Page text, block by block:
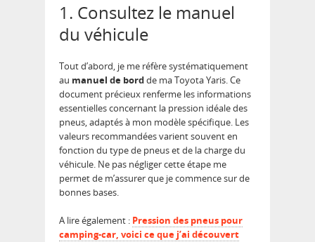
1. Consultez le manuel
du véhicule
Tout d’abord, je me réfère systématiquement
au manuel de bordde ma Toyota Yaris. Ce
document précieux renferme les informations
essentielles concernant la pression idéale des
pneus, adaptés à mon modèle spécifique. Les
valeurs recommandées varient souvent en
fonction du type de pneus et de la charge du
véhicule. Ne pas négliger cette étape me
permet de m’assurer que je commence sur de
bonnes bases.
A lire également : Pression des pneus pour
camping-car, voici ce que j’ai découvert